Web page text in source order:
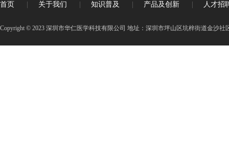
首页 关于我们 知识普及 产品及创新 人才招
Copyright © 2023 深圳市华仁医学科技有限公司 地址：深圳市坪山区坑梓街道金沙